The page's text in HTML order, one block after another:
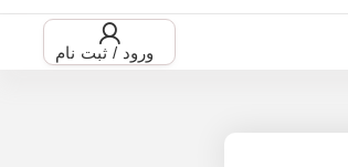
ورود / ثبت نام